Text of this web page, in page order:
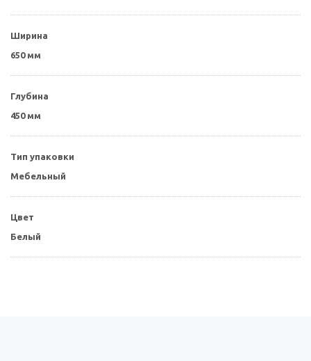
Ширина
650 мм
Глубина
450 мм
Тип упаковки
Мебельный
Цвет
Белый